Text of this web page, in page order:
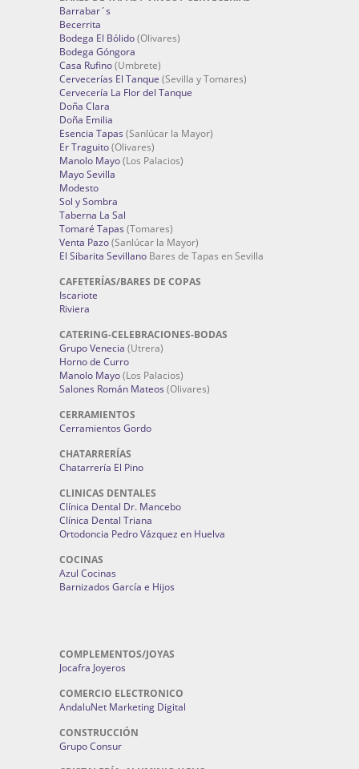
Barrabar´s
Becerrita
Bodega El Bólido(Olivares)
Bodega Góngora
Casa Rufino(Umbrete)
Cervecerías El Tanque (Sevilla y Tomares)
Cervecería La Flor del Tanque
Doña Clara
Doña Emilia
Esencia Tapas (Sanlúcar la Mayor)
Er Traguito(Olivares)
Manolo Mayo(Los Palacios)
Mayo Sevilla
Modesto
Sol y Sombra
Taberna La Sal
Tomaré Tapas (Tomares)
Venta Pazo(Sanlúcar la Mayor)
El Sibarita Sevillano Bares de Tapas en Sevilla
CAFETERÍAS/BARES DE COPAS
Iscariote
Riviera
CATERING-CELEBRACIONES-BODAS
Grupo Venecia (Utrera)
Horno de Curro
Manolo Mayo(Los Palacios)
Salones Román Mateos (Olivares)
CERRAMIENTOS
Cerramientos Gordo
CHATARRERÍAS
Chatarrería El Pino
CLINICAS DENTALES
Clínica Dental Dr. Mancebo
Clínica Dental Triana
Ortodoncia Pedro Vázquez en Huelva
COCINAS
Azul Cocinas
Barnizados García e Hijos
COMPLEMENTOS/JOYAS
Jocafra Joyeros
COMERCIO ELECTRONICO
AndaluNet Marketing Digital
CONSTRUCCIÓN
Grupo Consur